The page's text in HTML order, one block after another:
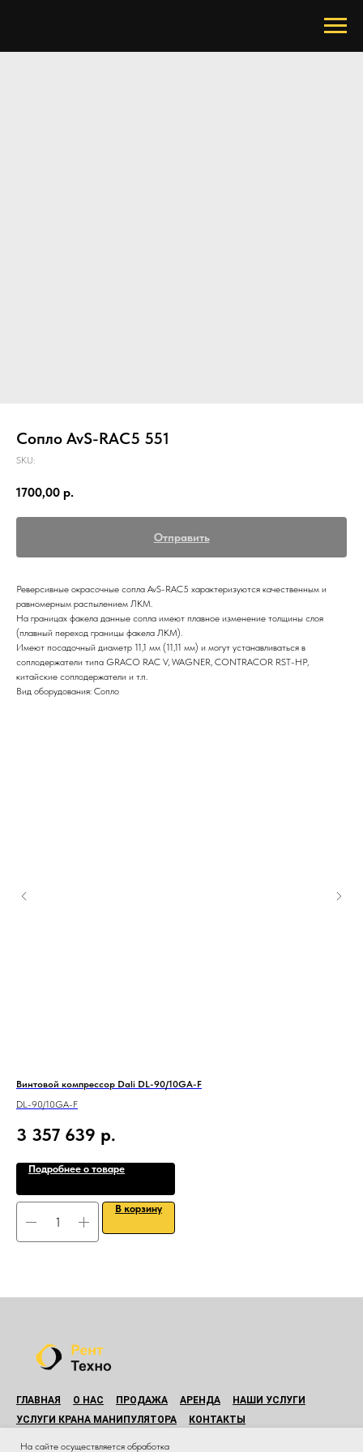
Сопло AvS-RAC5 551
SKU:
1700,00 р.
Отправить
Реверсивные окрасочные сопла AvS-RAC5 характеризуются качественным и
равномерным распылением ЛКМ.
На границах факела данные сопла имеют плавное изменение толщины слоя
(плавный переход границы факела ЛКМ).
Имеют посадочный диаметр 11,1 мм (11,11 мм) и могут устанавливаться в
соплодержатели типа GRACO RAC V, WAGNER, CONTRACOR RST-HP,
китайские соплодержатели и т.п.
Вид оборудования: Сопло
Винтовой компрессор Dali DL-90/10GA-F
DL-90/10GA-F
3 357 639 р.
Подробнее о товаре
В корзину
ГЛАВНАЯ О НАС ПРОДАЖА АРЕНДА
НАШИ УСЛУГИ
УСЛУГИ КРАНА МАНИПУЛЯТОРА
КОНТАКТЫ
© Все права защищены.
На сайте осуществляется обработка